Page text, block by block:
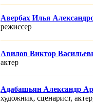
Авербах Илья
режисcер
Авилов Виктор
актер
Адабашьян Александр
художник, сценарист,